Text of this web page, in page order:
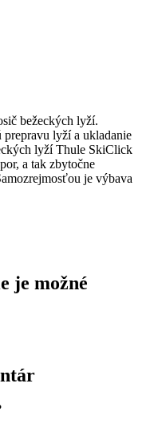
bežeckých lyží.
lyží a ukladanie
lyží Thule SkiClick
a tak zbytočne
je výbava
je možné